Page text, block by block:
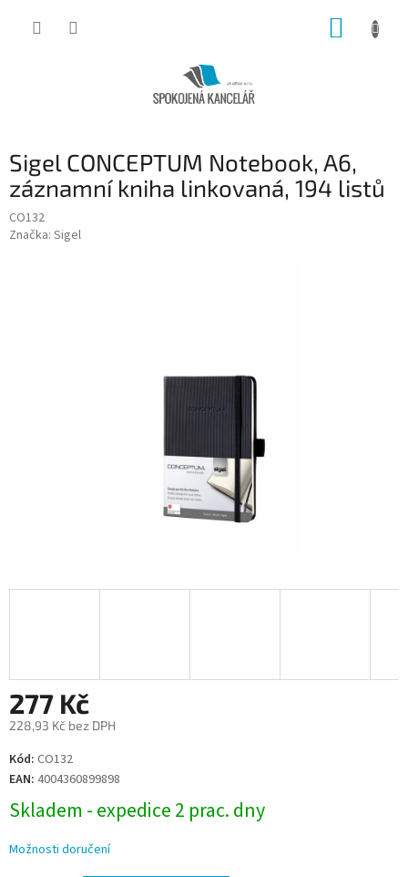
Sigel CONCEPTUM Notebook, A6,
záznamní kniha linkovaná, 194 listů
CO132
Značka: Sigel
277 Kč
228,93 Kč bez DPH
Měrná
cena:
Kód: CO132
EAN: 4004360899898
Skladem - expedice 2 prac. dny
Možnosti doručení